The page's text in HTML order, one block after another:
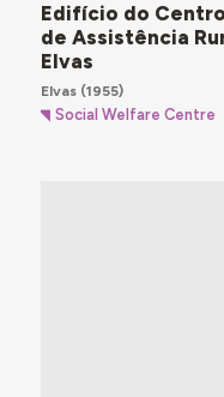
Edifício do
de Assistência
Elvas
Elvas(1955)
Social Welfare Centre